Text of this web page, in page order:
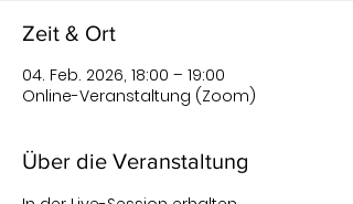
Zeit & Ort
04. Feb. 2026, 18:00 – 19:00
Online-Veranstaltung (Zoom)
Über die Veranstaltung